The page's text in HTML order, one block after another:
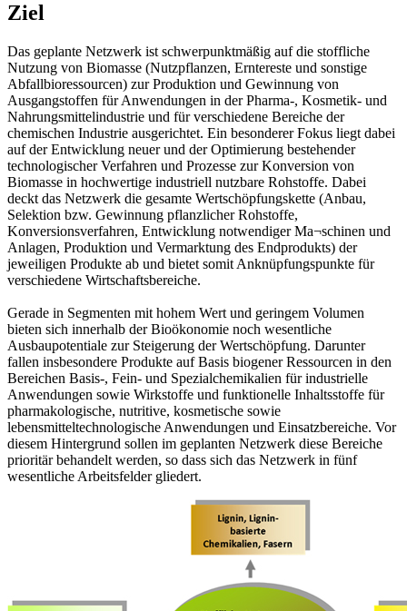
Ziel
Das geplante Netzwerk ist schwerpunktmäßig auf die stoffliche
Nutzung von Biomasse (Nutzpflanzen, Erntereste und sonstige
Abfallbioressourcen) zur Produktion und Gewinnung von
Ausgangstoffen für Anwendungen in der Pharma-, Kosmetik- und
Nahrungsmittelindustrie und für verschiedene Bereiche der
chemischen Industrie ausgerichtet. Ein besonderer Fokus liegt dabei
auf der Entwicklung neuer und der Optimierung bestehender
technologischer Verfahren und Prozesse zur Konversion von
Biomasse in hochwertige industriell nutzbare Rohstoffe. Dabei
deckt das Netzwerk die gesamte Wertschöpfungskette (Anbau,
Selektion bzw. Gewinnung pflanzlicher Rohstoffe,
Konversionsverfahren, Entwicklung notwendiger Ma¬schinen und
Anlagen, Produktion und Vermarktung des Endprodukts) der
jeweiligen Produkte ab und bietet somit Anknüpfungspunkte für
verschiedene Wirtschaftsbereiche.
Gerade in Segmenten mit hohem Wert und geringem Volumen
bieten sich innerhalb der Bioökonomie noch wesentliche
Ausbaupotentiale zur Steigerung der Wertschöpfung. Darunter
fallen insbesondere Produkte auf Basis biogener Ressourcen in den
Bereichen Basis-, Fein- und Spezialchemikalien für industrielle
Anwendungen sowie Wirkstoffe und funktionelle Inhaltsstoffe für
pharmakologische, nutritive, kosmetische sowie
lebensmitteltechnologische Anwendungen und Einsatzbereiche. Vor
diesem Hintergrund sollen im geplanten Netzwerk diese Bereiche
prioritär behandelt werden, so dass sich das Netzwerk in fünf
wesentliche Arbeitsfelder gliedert.